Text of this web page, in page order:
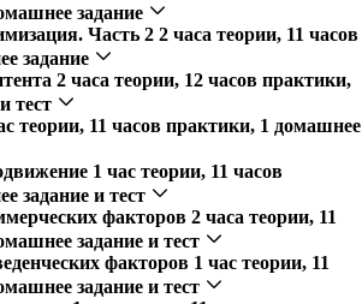
задание
Часть 2 2 часа теории, 11 часов
задание
2 часа теории, 12 часов практики,
тест
теории, 11 часов практики, 1 домашнее
1 час теории, 11 часов
задание и тест
факторов 2 часа теории, 11
задание и тест
факторов 1 час теории, 11
задание и тест